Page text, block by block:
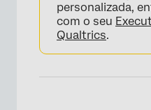
personalizada,
com o seu
Qualtrics.